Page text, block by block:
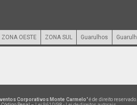
ZONA OESTE ZONA SUL Guarulhos
Corporativos Monte Carmelo" é de direito